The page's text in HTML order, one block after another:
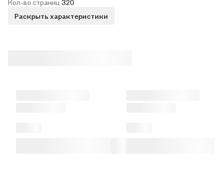
Кол-во страниц 320
Раскрыть характеристики